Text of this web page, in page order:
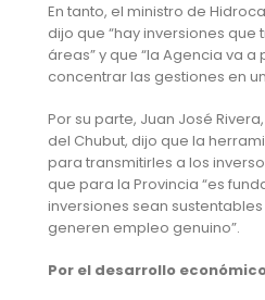
En tanto, el ministro de
dijo que “hay inversiones que
áreas” y que “la Agencia va
concentrar las gestiones en
Por su parte, Juan José
del Chubut, dijo que la
para transmitirles a los
que para la Provincia “es
inversiones sean
generen empleo genuino”.
Por el desarrollo